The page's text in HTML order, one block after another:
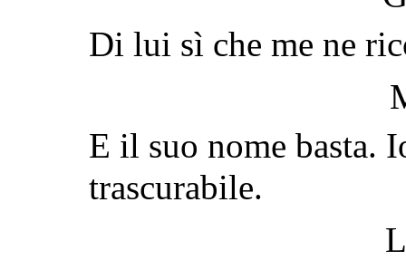
Di lui sì che me ne
E il suo nome basta.
trascurabile.